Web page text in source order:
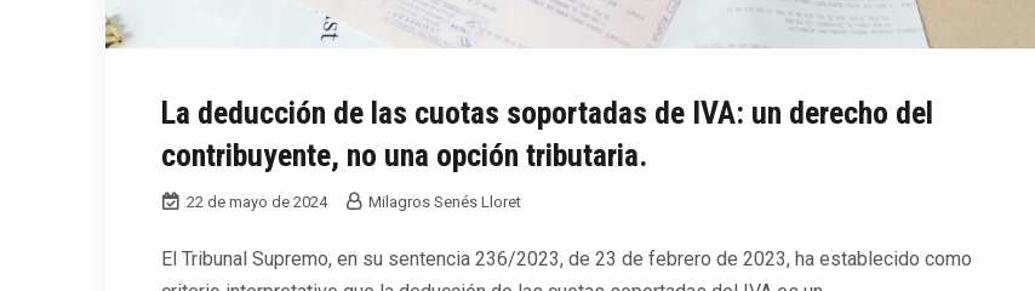
La deducción de las cuotas soportadas de IVA: un derecho del
contribuyente, no una opción tributaria.
22 de mayo de 2024 Milagros Senés Lloret
El Tribunal Supremo, en su sentencia 236/2023, de 23 de febrero de 2023, ha establecido como